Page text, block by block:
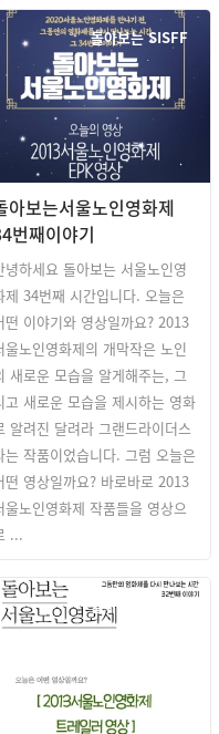
돌아보는 SISFF
아보는서울노인영화제
번째이야기
녕하세요 돌아보는 서울노인영
제 34번째 시간입니다. 오늘은
떤 이야기와 영상일까요? 2013
울노인영화제의 개막작은 노인
새로운 모습을 알게해주는, 그
고 새로운 모습을 제시하는 영화
알려진 달려라 그랜드라이더스
는 작품이었습니다. 그럼 오늘은
떤 영상일까요? 바로바로 2013
울노인영화제 작품들을 영상으
...
돌아보는 SISFF